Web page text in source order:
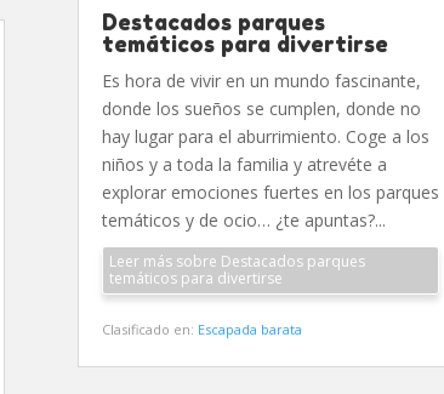
Destacados parques
temáticos para divertirse
Es hora de vivir en un mundo fascinante,
donde los sueños se cumplen, donde no
hay lugar para el aburrimiento. Coge a los
niños y a toda la familia y atrevéte a
explorar emociones fuertes en los parques
temáticos y de ocio… ¿te apuntas?...
Leer más sobre Destacados parques
temáticos para divertirse
Clasificado en: Escapada barata